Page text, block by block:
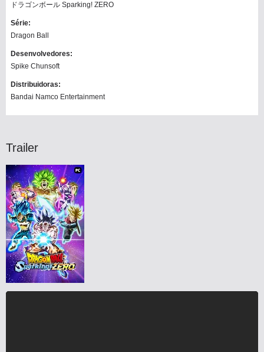
ドラゴンボール Sparking! ZERO
Série:
Dragon Ball
Desenvolvedores:
Spike Chunsoft
Distribuidoras:
Bandai Namco Entertainment
Trailer